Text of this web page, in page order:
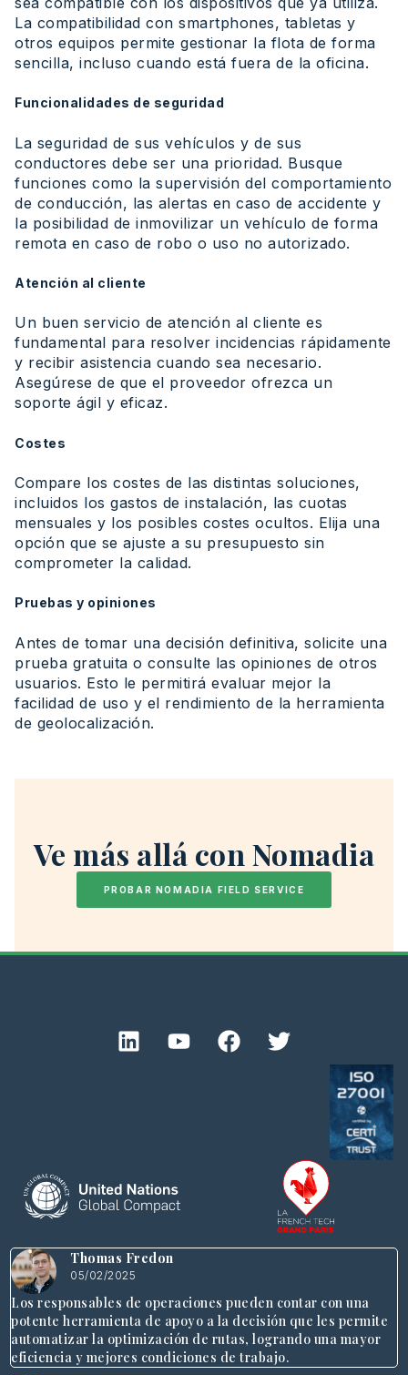
La compatibilidad con smartphones, tabletas y
otros equipos permite gestionar la flota de forma
sencilla, incluso cuando está fuera de la oficina.
Funcionalidades de seguridad
La seguridad de sus vehículos y de sus
conductores debe ser una prioridad. Busque
funciones como la supervisión del comportamiento
de conducción, las alertas en caso de accidente y
la posibilidad de inmovilizar un vehículo de forma
remota en caso de robo o uso no autorizado.
Atención al cliente
Un buen servicio de atención al cliente es
fundamental para resolver incidencias rápidamente
y recibir asistencia cuando sea necesario.
Asegúrese de que el proveedor ofrezca un
soporte ágil y eficaz.
Costes
Compare los costes de las distintas soluciones,
incluidos los gastos de instalación, las cuotas
mensuales y los posibles costes ocultos. Elija una
opción que se ajuste a su presupuesto sin
comprometer la calidad.
Pruebas y opiniones
Antes de tomar una decisión definitiva, solicite una
prueba gratuita o consulte las opiniones de otros
usuarios. Esto le permitirá evaluar mejor la
facilidad de uso y el rendimiento de la herramienta
de geolocalización.
Ve más allá con Nomadia
PROBAR NOMADIA FIELD SERVICE
Thomas Fredon
05/02/2025
Los responsables de operaciones pueden contar con una
potente herramienta de apoyo a la decisión que les permite
automatizar la optimización de rutas, logrando una mayor
eficiencia y mejores condiciones de trabajo.